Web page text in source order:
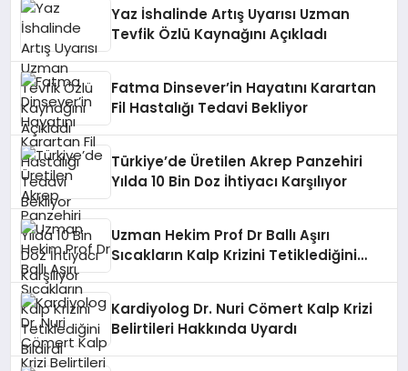
Yaz İshalinde Artış Uyarısı Uzman
Tevfik Özlü Kaynağını Açıkladı
Fatma Dinsever’in Hayatını Karartan
Fil Hastalığı Tedavi Bekliyor
Türkiye’de Üretilen Akrep Panzehiri
Yılda 10 Bin Doz İhtiyacı Karşılıyor
Uzman Hekim Prof Dr Ballı Aşırı
Sıcakların Kalp Krizini Tetiklediğini
Kardiyolog Dr. Nuri Cömert Kalp Krizi
Belirtileri Hakkında Uyardı